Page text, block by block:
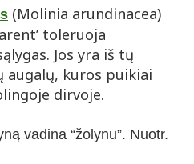
(Molinia arundinacea)
toleruoja
Jos yra iš tų
augalų, kuros puikiai
dirvoje.